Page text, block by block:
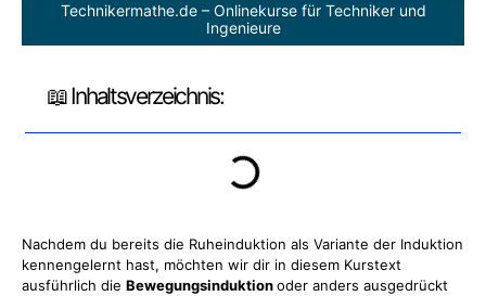
Technikermathe.de – Onlinekurse für Techniker und
Ingenieure
📖 Inhaltsverzeichnis:
Nachdem du bereits die Ruheinduktion als Variante der Induktion
kennengelernt hast, möchten wir dir in diesem Kurstext
ausführlich die Bewegungsinduktionoder anders ausgedrückt